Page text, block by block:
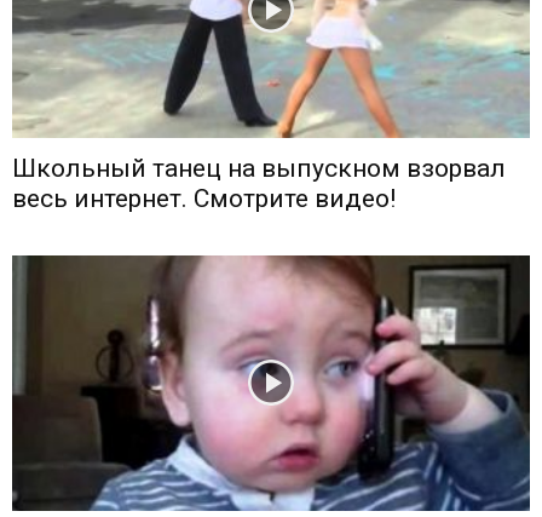
Школьный танец на выпускном взорвал
весь интернет. Смотрите видео!